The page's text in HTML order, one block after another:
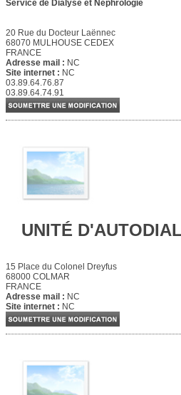
Service de Dialyse et Néphrologie
20 Rue du Docteur Laënnec
68070 MULHOUSE CEDEX
FRANCE
Adresse mail : NC
Site internet : NC
03.89.64.76.87
03.89.64.74.91
UNITÉ
15 Place du Colonel Dreyfus
68000 COLMAR
FRANCE
Adresse mail : NC
Site internet : NC